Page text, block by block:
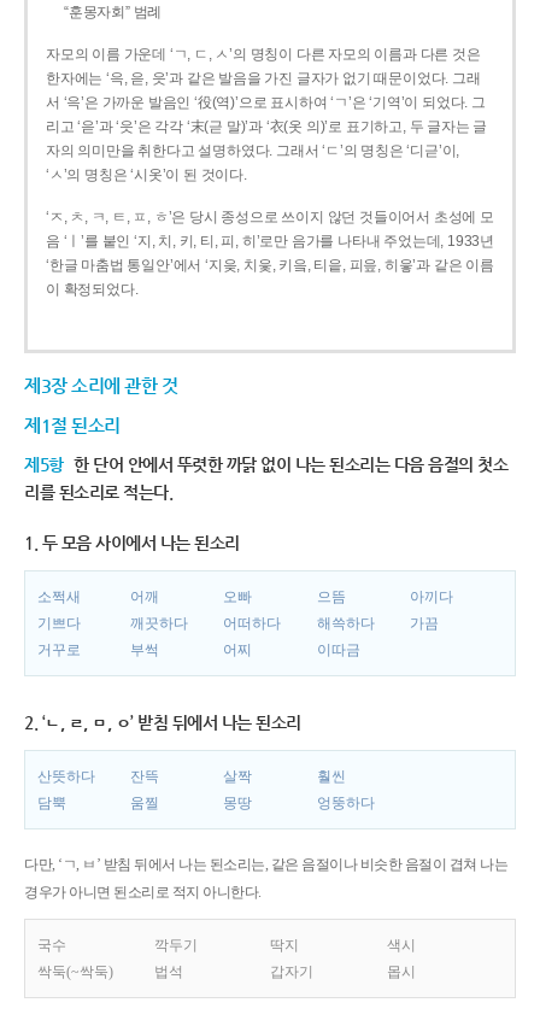
“훈몽자회” 범례
자모의 이름 가운데 ‘ㄱ, ㄷ, ㅅ’의 명칭이 다른 자모의 이름과 다른 것은
한자에는 ‘윽, 읃, 읏’과 같은 발음을 가진 글자가 없기 때문이었다. 그래
서 ‘윽’은 가까운 발음인 ‘役(역)’으로 표시하여 ‘ㄱ’은 ‘기역’이 되었다. 그
리고 ‘읃’과 ‘읏’은 각각 ‘末(귿 말)’과 ‘衣(옷 의)’로 표기하고, 두 글자는 글
자의 의미만을 취한다고 설명하였다. 그래서 ‘ㄷ’의 명칭은 ‘디귿’이,
‘ㅅ’의 명칭은 ‘시옷’이 된 것이다.
‘ㅈ, ㅊ, ㅋ, ㅌ, ㅍ, ㅎ’은 당시 종성으로 쓰이지 않던 것들이어서 초성에 모
음 ‘ㅣ’를 붙인 ‘지, 치, 키, 티, 피, 히’로만 음가를 나타내 주었는데, 1933년
‘한글 마춤법 통일안’에서 ‘지읒, 치읓, 키읔, 티읕, 피읖, 히읗’과 같은 이름
이 확정되었다.
제3장 소리에 관한 것
제1절 된소리
제5항 한 단어 안에서 뚜렷한 까닭 없이 나는 된소리는 다음 음절의 첫소
리를 된소리로 적는다.
1. 두 모음 사이에서 나는 된소리
소쩍새 어깨 오빠 으뜸
아끼다
기쁘다
깨끗하다 어떠하다 해쓱하다
가끔
거꾸로
부썩 어찌 이따금
2. ‘ㄴ, ㄹ, ㅁ, ㅇ’ 받침 뒤에서 나는 된소리
산뜻하다 잔뜩 살짝
훨씬
담뿍
움찔 몽땅 엉뚱하다
다만, ‘ㄱ, ㅂ’ 받침 뒤에서 나는 된소리는, 같은 음절이나 비슷한 음절이 겹쳐 나는
경우가 아니면 된소리로 적지 아니한다.
국수 깍두기 딱지
색시
싹둑(~싹둑)
법석 갑자기 몹시